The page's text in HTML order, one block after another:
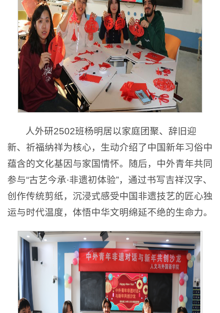
人外研2502班杨明居以家庭团聚、辞旧迎
新、祈福纳祥为核心，生动介绍了中国新年习俗中
蕴含的文化基因与家国情怀。随后，中外青年共同
参与“古艺今承·非遗初体验”，通过书写吉祥汉字、
创作传统剪纸，沉浸式感受中国非遗技艺的匠心独
运与时代温度，体悟中华文明绵延不绝的生命力。